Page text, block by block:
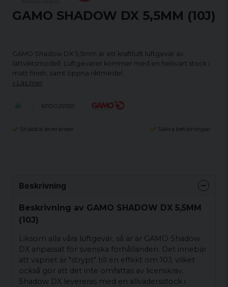
GAMO SHADOW DX 5,5MM (10J)
GAMO Shadow DX 5,5mm är ett kraftfullt luftgevär av
lättviktsmodell. Luftgeväret kommer med en helsvart stock i
matt finish, samt öppna riktmedel.
Läs mer
6110029555
Snabba leveranser Säkra betalningar
Beskrivning
Beskrivning av GAMO SHADOW DX 5,5MM
(10J)
Liksom alla våra luftgevär, så är är GAMO Shadow
DX anpassat för svenska förhållanden. Det innebär
att vapnet är "strypt" till en effekt om 10J, vilket
också gör att det inte omfattas av licenskrav.
Shadow DX levereras med en allvädersstock i